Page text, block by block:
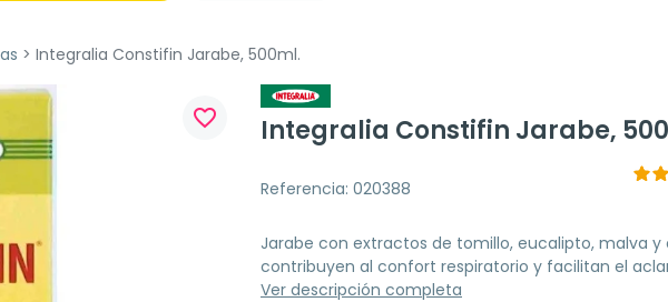
Integralia Constifin Jarabe, 500ml.
favorite_border Integralia Constifin Jarabe,
Referencia: 020388
Jarabe con extractos de tomillo, eucalipto, malva y
contribuyen al confort respiratorio y facilitan el
Ver descripción completa